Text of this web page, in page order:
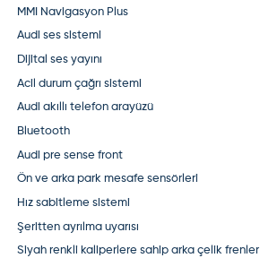
MMI Navigasyon Plus
Audi ses sistemi
Dijital ses yayını
Acil durum çağrı sistemi
Audi akıllı telefon arayüzü
Bluetooth
Audi pre sense front
Ön ve arka park mesafe sensörleri
Hız sabitleme sistemi
Şeritten ayrılma uyarısı
Siyah renkli kaliperlere sahip arka çelik frenler